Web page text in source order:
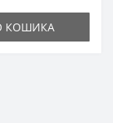
КОШИКА